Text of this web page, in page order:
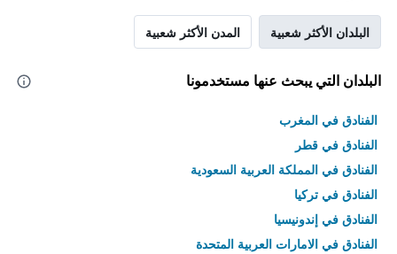
البلدان الأكثر شعبية المدن الأكثر شعبية
البلدان التي يبحث عنها مستخدمونا
الفنادق في المغرب
الفنادق في قطر
الفنادق في المملكة العربية السعودية
الفنادق في تركيا
الفنادق في إندونيسيا
الفنادق في الامارات العربية المتحدة